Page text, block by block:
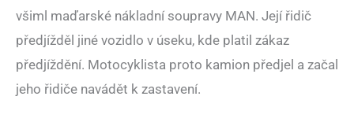
všiml maďarské nákladní soupravy MAN. Její řidič
předjížděl jiné vozidlo v úseku, kde platil zákaz
předjíždění. Motocyklista proto kamion předjel a začal
jeho řidiče navádět k zastavení.